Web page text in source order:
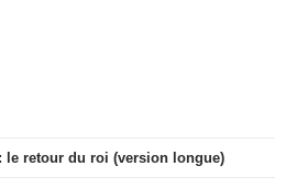
le retour du roi (version longue)